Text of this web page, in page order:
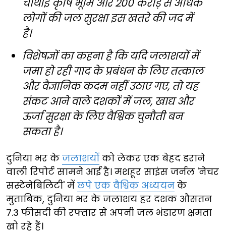
लोगों की जल सुरक्षा इस खतरे की जद में
है।
विशेषज्ञों का कहना है कि यदि जलाशयों में
जमा हो रही गाद के प्रबंधन के लिए तत्काल
और वैज्ञानिक कदम नहीं उठाए गए, तो यह
संकट आने वाले दशकों में जल, खाद्य और
ऊर्जा सुरक्षा के लिए वैश्विक चुनौती बन
सकता है।
दुनिया भर के जलाशयों को लेकर एक बेहद डराने
वाली रिपोर्ट सामने आई है। मशहूर साइंस जर्नल 'नेचर
सस्टेनेबिलिटी' में छपे एक वैश्विक अध्ययन के
मुताबिक, दुनिया भर के जलाशय हर दशक औसतन
7.3 फीसदी की रफ्तार से अपनी जल भंडारण क्षमता
खो रहे हैं।